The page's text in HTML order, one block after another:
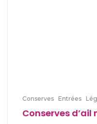
Conserves Entrées
Conserves d’ail